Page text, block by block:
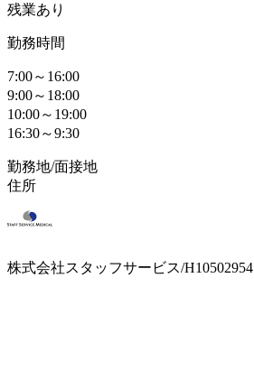
残業あり
勤務時間
7:00～16:00
9:00～18:00
10:00～19:00
16:30～9:30
勤務地/面接地
住所
株式会社スタッフサービス/H10502954